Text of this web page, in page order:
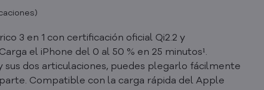
)
3 en 1 con certificación oficial Qi2.2 y
el iPhone del 0 al 50 % en 25 minutos¹.
sus dos articulaciones, puedes plegarlo fácilmente
Compatible con la carga rápida del Apple